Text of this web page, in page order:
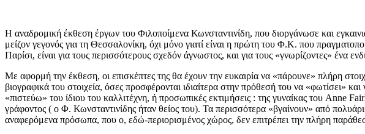
Η αναδρομική έκθεση έργων του Φιλοποίμενα Κωνσταντινίδη, που διοργάνωσε και
μείζον γεγονός για τη Θεσσαλονίκη, όχι μόνο γιατί είναι η πρώτη του Φ.Κ. που
Παρίσι, είναι για τους περισσότερους σχεδόν άγνωστος, και για τους «γνωρίζοντες» ένα
Με αφορμή την έκθεση, οι επισκέπτες της θα έχουν την ευκαιρία να «πάρουνε» πλήρη
βιογραφικά του στοιχεία, όσες προσφέρονται ιδιαίτερα στην πρόθεσή του να «φωτίσει»
«πιστεύω» του ίδιου του καλλιτέχνη, ή προσωπικές εκτιμήσεις : της γυναίκας του
γράφοντος ( ο Φ. Κωνσταντινίδης ήταν θείος του). Τα περισσότερα «βγαίνουν» από
αναφερόμενα πρόσωπα, που ο, εδώ-περιορισμένος χώρος, δεν επιτρέπει την πλήρη